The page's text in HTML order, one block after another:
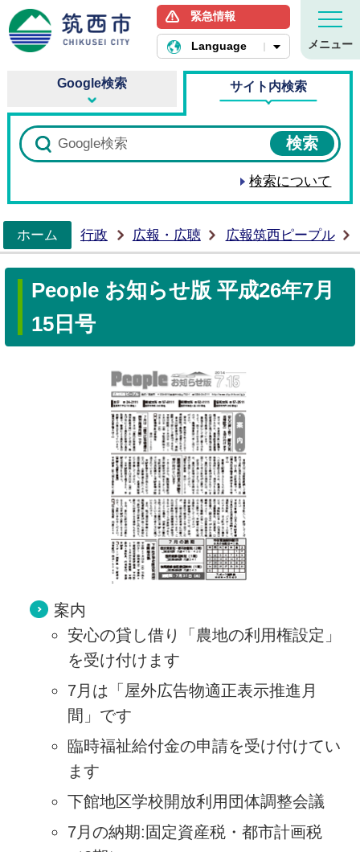
筑西市ホームページ
緊急情報
Language メニュー
Google検索 サイト内検索
検索について
ホーム
行政 広報・広聴 広報筑西ピープル
People お知らせ版 平成26年7月
15日号
案内
安心の貸し借り「農地の利用権設定」
を受け付けます
7月は「屋外広告物適正表示推進月
間」です
臨時福祉給付金の申請を受け付けてい
ます
下館地区学校開放利用団体調整会議
7月の納期:固定資産税・都市計画税